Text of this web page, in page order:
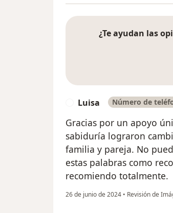
¿Te ayudan las
Luisa Número de
Gracias por un apoyo
sabiduría lograron
familia y pareja. No
estas palabras como
recomiendo totalmente.
26 de junio de 2024 • Revisión de